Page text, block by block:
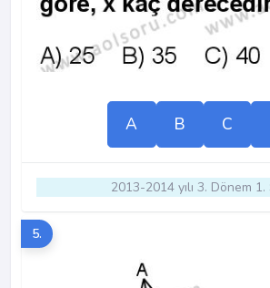
A B C
2013-2014 yılı 3. Dönem 1.
5.